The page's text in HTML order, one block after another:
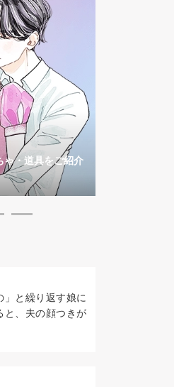
ゃ・道具をご紹介
」と繰り返す娘に
と、夫の顔つきが